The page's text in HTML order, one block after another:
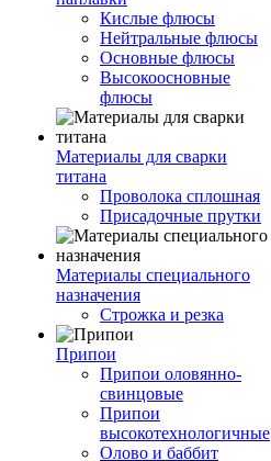
Кислые флюсы
Нейтральные флюсы
Основные флюсы
Высокоосновные
флюсы
Материалы для сварки
титана
Проволока сплошная
Присадочные прутки
Материалы специального
назначения
Строжка и резка
Припои
Припои оловянно-
свинцовые
Припои
высокотехнологичные
Олово и баббит